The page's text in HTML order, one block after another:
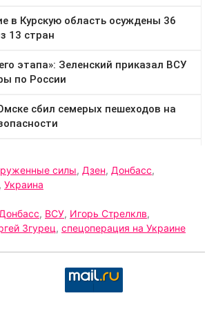
силы, Дзен, Донбасс,
, Украина
, ВСУ, Игорь Стрелклв,
Згурец, спецоперация на Украине